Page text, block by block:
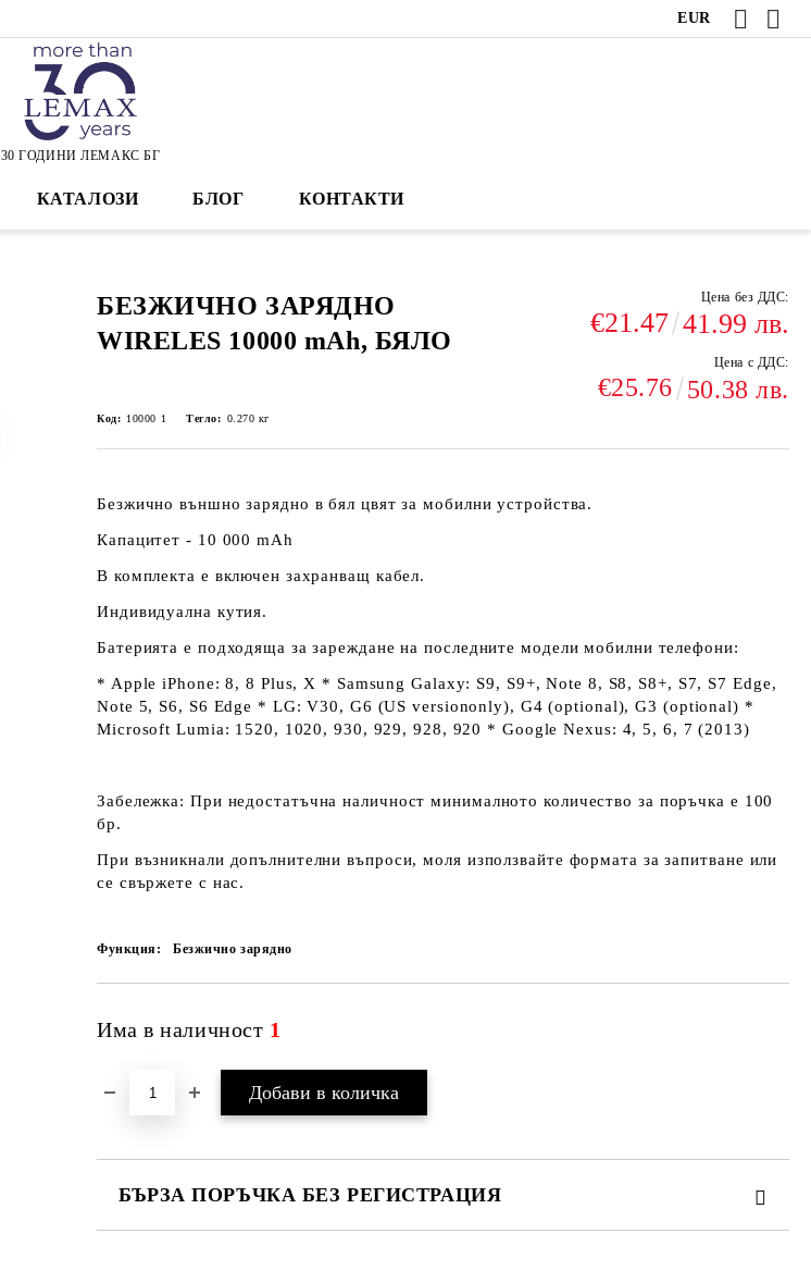
EUR
30 ГОДИНИ ЛЕМАКС БГ
КАТАЛОЗИ БЛОГ КОНТАКТИ
БЕЗЖИЧНО ЗАРЯДНО
WIRELES 10000 mAh, БЯЛО
Цена без ДДС:
€21.47 41.99 лв.
Цена с ДДС:
€25.76 50.38 лв.
Код: 10000 1 Тегло: 0.270 кг
Безжично външно зарядно в бял цвят за мобилни устройства.
Капацитет - 10 000 mAh
В комплекта е включен захранващ кабел.
Индивидуална кутия.
Батерията е подходяща за зареждане на последните модели мобилни телефони:
* Apple iPhone: 8, 8 Plus, X * Samsung Galaxy: S9, S9+, Note 8, S8, S8+, S7, S7 Edge,
Note 5, S6, S6 Edge * LG: V30, G6 (US versiononly), G4 (optional), G3 (optional) *
Microsoft Lumia: 1520, 1020, 930, 929, 928, 920 * Google Nexus: 4, 5, 6, 7 (2013)
Забележка: При недостатъчна наличност минималното количество за поръчка е 100
бр.
При възникнали допълнителни въпроси, моля използвайте формата за запитване или
се свържете с нас.
Функция: Безжично зарядно
Има в наличност 1
БЪРЗА ПОРЪЧКА БЕЗ РЕГИСТРАЦИЯ